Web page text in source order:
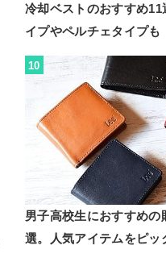
冷却ベストのおすすめ11
イプやペルチェタイプも
10
男子高校生におすすめの
選。人気アイテムをピッ